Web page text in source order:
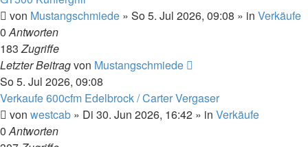
von Mustangschmiede » So 5. Jul 2026, 09:08 » in Verkäufe
0Antworten
183Zugriffe
Letzter Beitragvon Mustangschmiede
So 5. Jul 2026, 09:08
Verkaufe 600cfm Edelbrock / Carter Vergaser
von westcab » Di 30. Jun 2026, 16:42 » in Verkäufe
0Antworten